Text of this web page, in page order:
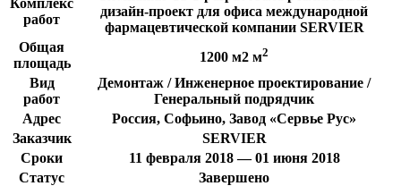
работ
дизайн-проект для офиса международной
фармацевтической компании SERVIER
Общая
площадь
1200 м2 м2
Вид
работ
Демонтаж / Инженерное проектирование /
Генеральный подрядчик
Адрес
Россия, Софьино, Завод «Сервье Рус»
Заказчик
SERVIER
Сроки
11 февраля 2018 — 01 июня 2018
Статус
Завершено